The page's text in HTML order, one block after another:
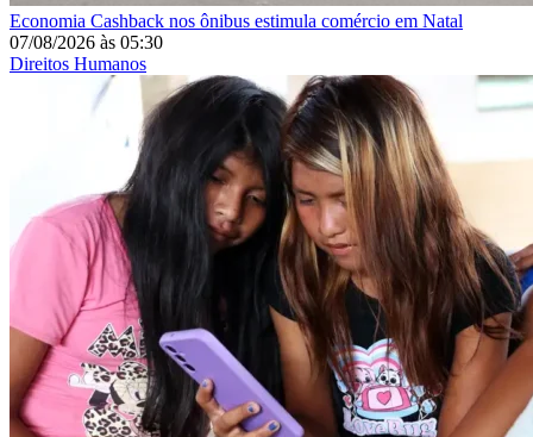
Economia Cashback nos ônibus estimula comércio em Natal
07/08/2026 às 05:30
Direitos Humanos